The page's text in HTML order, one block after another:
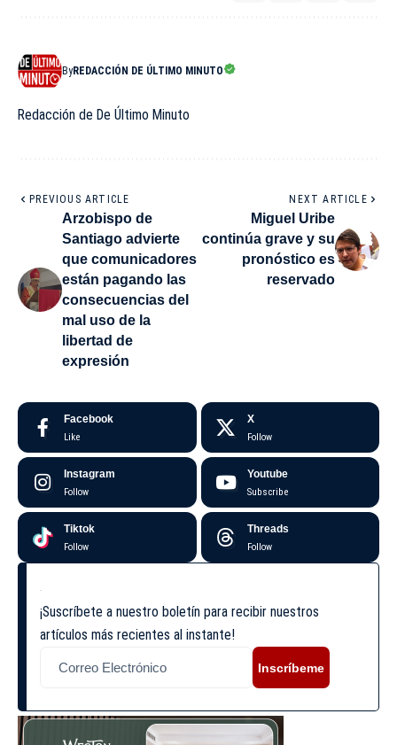
ByREDACCIÓN DE ÚLTIMO MINUTO
Redacción de De Último Minuto
PREVIOUS ARTICLE
Arzobispo de
Santiago advierte
que comunicadores
están pagando las
consecuencias del
mal uso de la
libertad de
expresión
NEXT ARTICLE
Miguel Uribe
continúa grave y su
pronóstico es
reservado
Facebook
Like
X
Follow
Instagram
Follow
Youtube
Subscribe
Tiktok
Follow
Threads
Follow
¡Suscríbete a nuestro boletín para recibir nuestros
artículos más recientes al instante!
Inscríbeme